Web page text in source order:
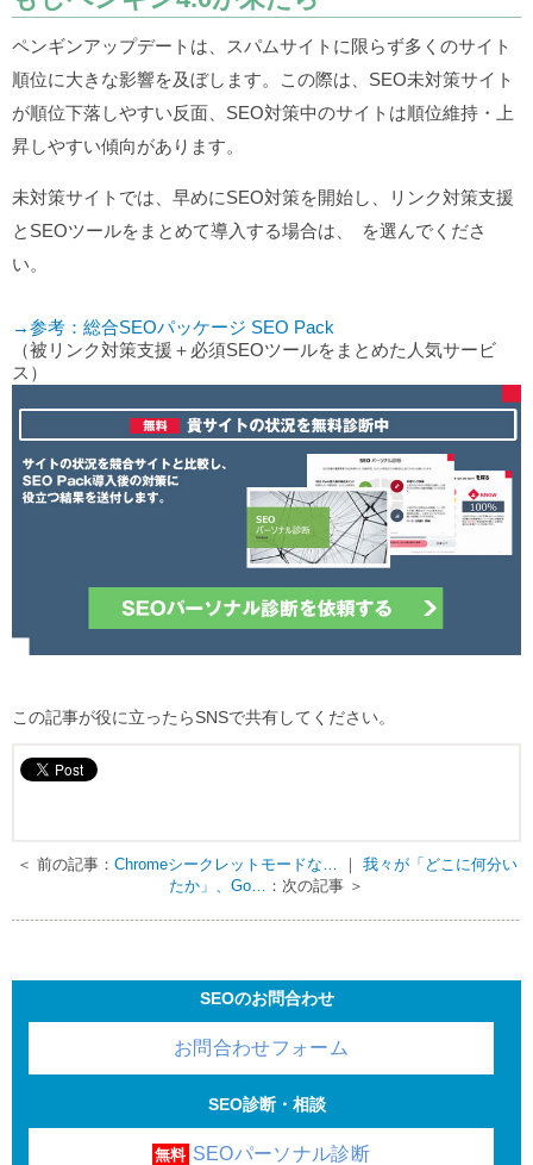
ペンギンアップデートは、スパムサイトに限らず多くのサイト
順位に大きな影響を及ぼします。この際は、SEO未対策サイト
が順位下落しやすい反面、SEO対策中のサイトは順位維持・上
昇しやすい傾向があります。
未対策サイトでは、早めにSEO対策を開始し、リンク対策支援
とSEOツールをまとめて導入する場合は、
を選んでくださ
い。
→参考：総合SEOパッケージ SEO Pack
（被リンク対策支援＋必須SEOツールをまとめた人気サービ
ス）
この記事が役に立ったらSNSで共有してください。
＜ 前の記事： Chromeシークレットモードな… ｜ 我々が「どこに何分い
たか」、Go…
：次の記事 ＞
SEOのお問合わせ
お問合わせフォーム
SEO診断・相談
無料 SEOパーソナル診断